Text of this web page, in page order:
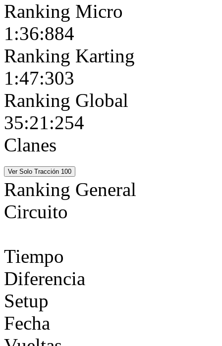
Ranking Micro
1:36:884
Ranking Karting
1:47:303
Ranking Global
35:21:254
Clanes
Ranking General
Circuito
Tiempo
Diferencia
Setup
Fecha